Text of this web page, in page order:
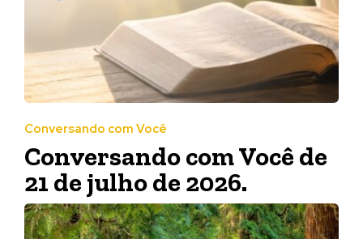
Conversando com Você
Conversando com Você de
21 de julho de 2026.